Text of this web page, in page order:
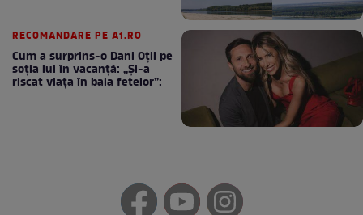
RECOMANDARE PE A1.RO
Cum a surprins-o Dani Oțil pe
soția lui în vacanță: „Și-a
riscat viața în baia fetelor”: